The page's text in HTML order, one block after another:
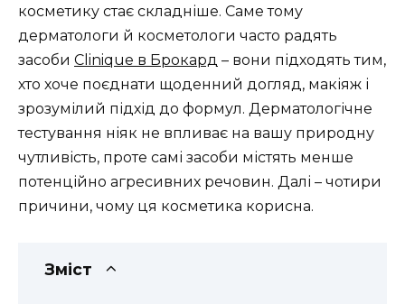
косметику стає складніше. Саме тому
дерматологи й косметологи часто радять
засоби Clinique в Брокард – вони підходять тим,
хто хоче поєднати щоденний догляд, макіяж і
зрозумілий підхід до формул. Дерматологічне
тестування ніяк не впливає на вашу природну
чутливість, проте самі засоби містять менше
потенційно агресивних речовин. Далі – чотири
причини, чому ця косметика корисна.
Зміст